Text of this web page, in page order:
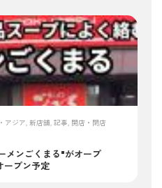
アジア, 新店舗, 記事, 開店・閉店
メンごくまる"がオープ
プン予定